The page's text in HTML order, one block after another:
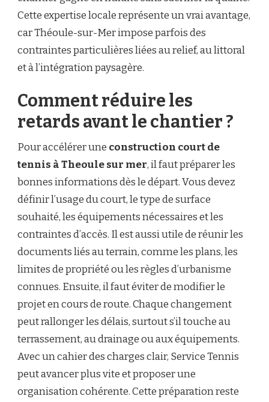
Cette expertise locale représente un vrai avantage,
car Théoule-sur-Mer impose parfois des
contraintes particulières liées au relief, au littoral
et à l’intégration paysagère.
Comment réduire les
retards avant le chantier ?
Pour accélérer une construction court de
tennis à Theoule sur mer, il faut préparer les
bonnes informations dès le départ. Vous devez
définir l’usage du court, le type de surface
souhaité, les équipements nécessaires et les
contraintes d’accès. Il est aussi utile de réunir les
documents liés au terrain, comme les plans, les
limites de propriété ou les règles d’urbanisme
connues. Ensuite, il faut éviter de modifier le
projet en cours de route. Chaque changement
peut rallonger les délais, surtout s’il touche au
terrassement, au drainage ou aux équipements.
Avec un cahier des charges clair, Service Tennis
peut avancer plus vite et proposer une
organisation cohérente. Cette préparation reste